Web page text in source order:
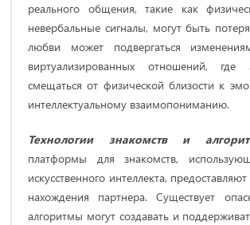
реального общения, такие как
невербальные сигналы, могут быть
любви может подвергаться
виртуализированных отношений,
смещаться от физической близости к
интеллектуальному взаимопониманию.
Технологии знакомств и
платформы для знакомств,
искусственного интеллекта,
нахождения партнера. Существует
алгоритмы могут создавать и